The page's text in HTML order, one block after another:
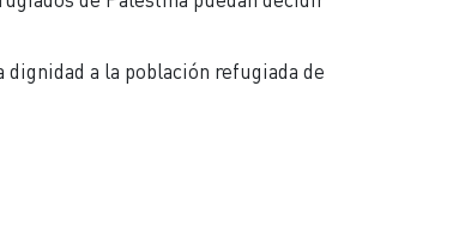
a la población refugiada de